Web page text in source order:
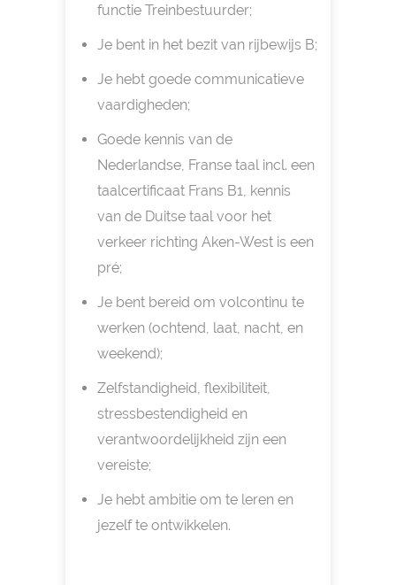
functie Treinbestuurder;
Je bent in het bezit van rijbewijs B;
Je hebt goede communicatieve
vaardigheden;
Goede kennis van de
Nederlandse, Franse taal incl. een
taalcertificaat Frans B1, kennis
van de Duitse taal voor het
verkeer richting Aken-West is een
pré;
Je bent bereid om volcontinu te
werken (ochtend, laat, nacht, en
weekend);
Zelfstandigheid, flexibiliteit,
stressbestendigheid en
verantwoordelijkheid zijn een
vereiste;
Je hebt ambitie om te leren en
jezelf te ontwikkelen.